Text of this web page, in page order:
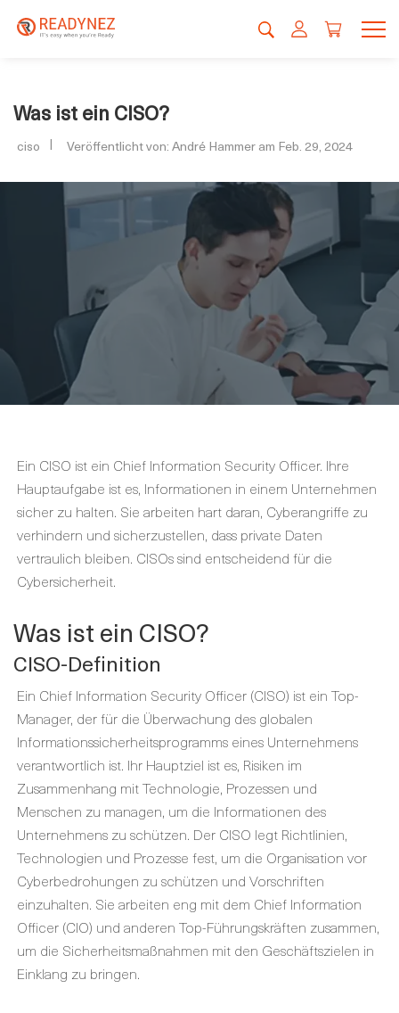
Was ist ein CISO?
ciso Veröffentlicht von: André Hammer am Feb. 29, 2024
Ein CISO ist ein Chief Information Security Officer. Ihre
Hauptaufgabe ist es, Informationen in einem Unternehmen
sicher zu halten. Sie arbeiten hart daran, Cyberangriffe zu
verhindern und sicherzustellen, dass private Daten
vertraulich bleiben. CISOs sind entscheidend für die
Cybersicherheit.
Was ist ein CISO?
CISO-Definition
Ein Chief Information Security Officer (CISO) ist ein Top-
Manager, der für die Überwachung des globalen
Informationssicherheitsprogramms eines Unternehmens
verantwortlich ist. Ihr Hauptziel ist es, Risiken im
Zusammenhang mit Technologie, Prozessen und
Menschen zu managen, um die Informationen des
Unternehmens zu schützen. Der CISO legt Richtlinien,
Technologien und Prozesse fest, um die Organisation vor
Cyberbedrohungen zu schützen und Vorschriften
einzuhalten. Sie arbeiten eng mit dem Chief Information
Officer (CIO) und anderen Top-Führungskräften zusammen,
um die Sicherheitsmaßnahmen mit den Geschäftszielen in
Einklang zu bringen.